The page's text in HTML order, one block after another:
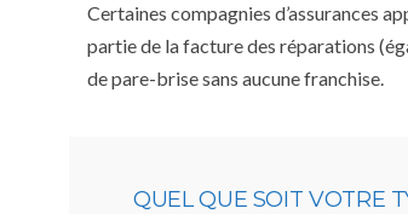
Certaines compagnies d’assurances
partie de la facture des réparations
de pare-brise sans aucune franchise.
QUEL QUE SOIT VOTRE